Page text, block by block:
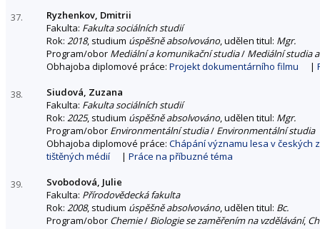
37.
Ryzhenkov, Dmitrii
Fakulta: Fakulta sociálních studií
Rok: 2018, studium úspěšně absolvováno, udělen titul: Mgr.
Program/obor Mediální a komunikační studia/ Mediální studia
Obhajoba diplomové práce: Projekt dokumentárního filmu |
38.
Siudová, Zuzana
Fakulta: Fakulta sociálních studií
Rok: 2025, studium úspěšně absolvováno, udělen titul: Mgr.
Program/obor Environmentální studia/ Environmentální studia
Obhajoba diplomové práce: Chápání významu lesa v českých
tištěných médií
| Práce na příbuzné téma
39.
Svobodová, Julie
Fakulta: Přírodovědecká fakulta
Rok: 2008, studium úspěšně absolvováno, udělen titul: Bc.
Program/obor Chemie/ Biologie se zaměřením na vzdělávání,